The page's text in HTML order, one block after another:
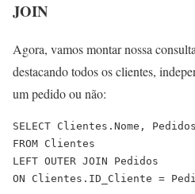
JOIN
Agora, vamos montar nossa
destacando todos os clientes,
um pedido ou não:
SELECT Clientes.Nome,
FROM Clientes
LEFT OUTER JOIN Pedidos
ON Clientes.ID_Cliente =